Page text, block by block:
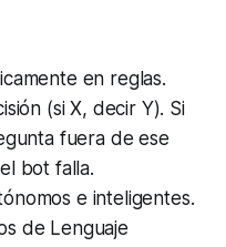
en reglas.
(si X, decir Y). Si
fuera de ese
bot falla.
e inteligentes.
de Lenguaje